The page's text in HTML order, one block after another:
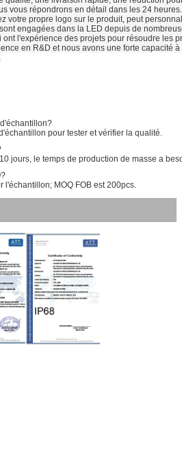
vous répondrons en détail dans les 24 heures.
votre propre logo sur le produit, peut
engagées dans la LED depuis de
l'expérience des projets pour résoudre les
en R&D et nous avons une forte capacité
pour tester et vérifier la qualité.
jours, le temps de production de masse a
l'échantillon; MOQ FOB est 200pcs.
et combien de temps faut-il pour
par DHL, UPS, FedEx ou TNT. Il faut
la facture-Client effectuer le paiement-
avez une carte de crédit?
les produits?
d'un an pour les produits.
ODM?